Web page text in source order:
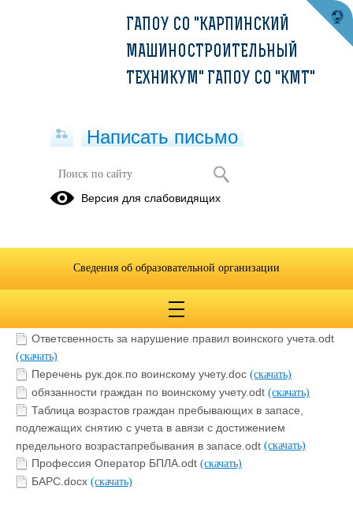
Воинский учёт
Порядок поступления граждан на военную службу по
Ответсвенность за нарушение правил воинского учета.odt
(скачать)
Перечень рук.док.по воинскому учету.doc (скачать)
обязанности граждан по воинскому учету.odt (скачать)
Таблица возрастов граждан пребывающих в запасе,
подлежащих снятию с учета в авязи с достижением
предельного возрастапребывания в запасе.odt (скачать)
Профессия Оператор БПЛА.odt (скачать)
БАРС.docx (скачать)
ГАПОУ СО "КАРПИНСКИЙ
МАШИНОСТРОИТЕЛЬНЫЙ
ТЕХНИКУМ" ГАПОУ СО "КМТ"
Написать письмо
Версия для слабовидящих
Сведения об образовательной организации